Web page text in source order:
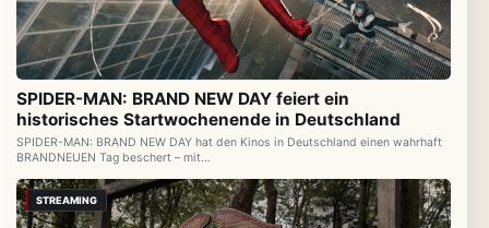
SPIDER-MAN: BRAND NEW DAY feiert ein
historisches Startwochenende in Deutschland
SPIDER-MAN: BRAND NEW DAY hat den Kinos in Deutschland einen wahrhaft
BRANDNEUEN Tag beschert – mit…
STREAMING